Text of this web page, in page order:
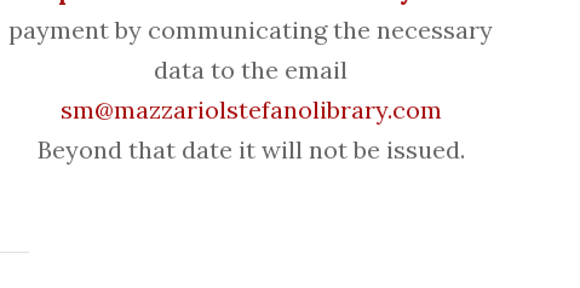
payment by communicating the necessary
data to the email
sm@mazzariolstefanolibrary.com
Beyond that date it will not be issued.